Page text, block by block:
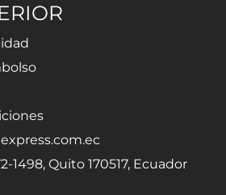
1498, Quito 170517, Ecuador